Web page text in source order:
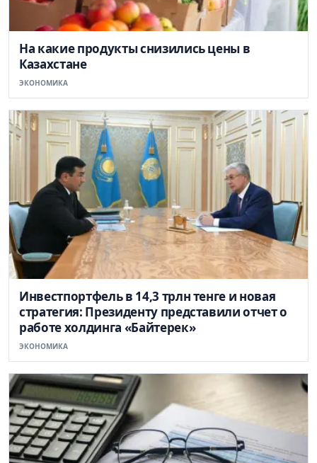
На какие продукты снизились цены в
Казахстане
ЭКОНОМИКА
Инвестпортфель в 14,3 трлн тенге и новая
стратегия: Президенту представили отчет о
работе холдинга «Байтерек»
ЭКОНОМИКА